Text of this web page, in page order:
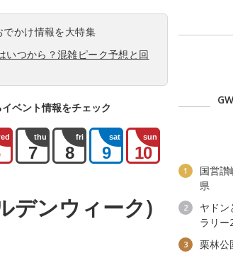
でかけ情報を大特集
いつから？混雑ピーク予想と回
ベント情報をチェック
thu
7
fri
8
sat
9
sun
10
デンウィーク)
1
国営讃
県
2
ヤドン
ラリー
3 栗林公